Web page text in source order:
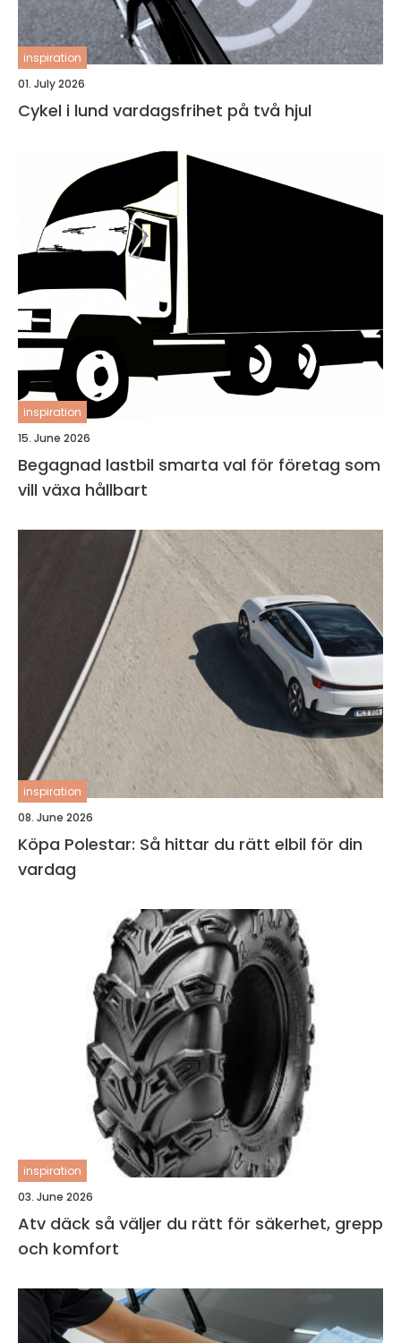
inspiration
01. July 2026
Cykel i lund vardagsfrihet på två hjul
inspiration
15. June 2026
Begagnad lastbil smarta val för företag som
vill växa hållbart
inspiration
08. June 2026
Köpa Polestar: Så hittar du rätt elbil för din
vardag
inspiration
03. June 2026
Atv däck så väljer du rätt för säkerhet, grepp
och komfort